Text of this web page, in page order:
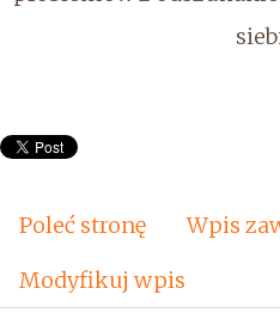
Poleć stronę
Wpis
Modyfikuj wpis